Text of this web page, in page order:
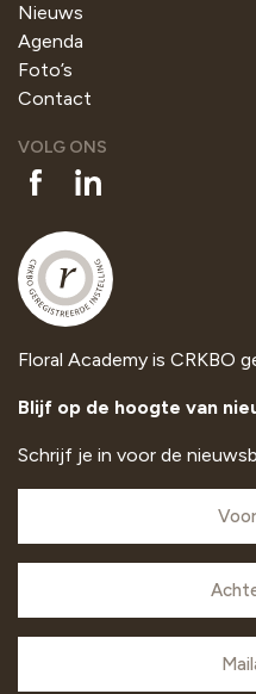
Nieuws
Agenda
Foto’s
Contact
VOLG ONS
Floral Academy is CRKBO
Blijf op de hoogte van
Schrijf je in voor de